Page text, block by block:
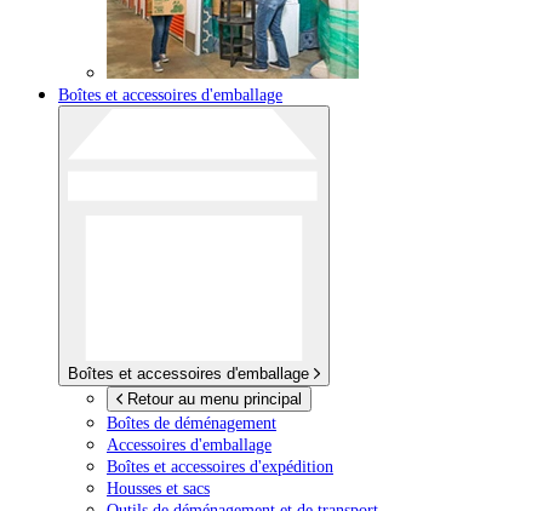
Boîtes et accessoires d'emballage
Boîtes et accessoires d'emballage
Retour au menu principal
Boîtes de déménagement
Accessoires d'emballage
Boîtes et accessoires d'expédition
Housses et sacs